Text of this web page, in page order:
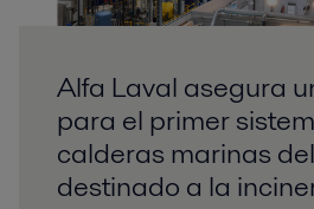
Alfa Laval asegura
para el primer
calderas marinas
destinado a la